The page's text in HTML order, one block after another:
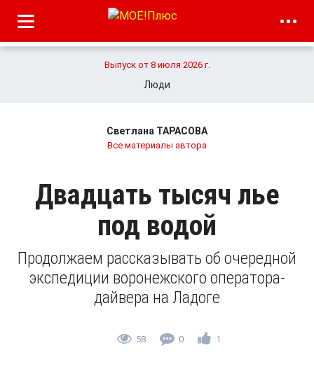
Выпуск от 8 июля 2026 г.
Люди
Светлана ТАРАСОВА
Все материалы автора
Двадцать тысяч лье
под водой
Продолжаем рассказывать об очередной
экспедиции воронежского оператора-
дайвера на Ладоге
58 0 1